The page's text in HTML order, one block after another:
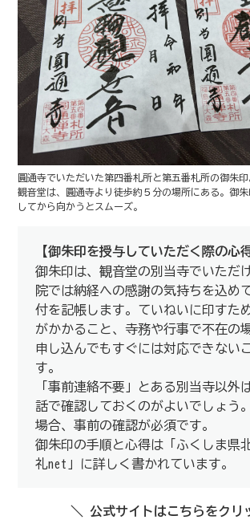
圓通寺でいただいた第四番札所と第五番札所の御朱
観音堂は、圓通寺より徒歩約５分の場所にある。御
してから向かうとスムーズ。
【御朱印を授与していただく際の心得
御朱印は、観音堂の別当寺でいただ
院では納経への感謝の気持ちを込め
付を記帳します。ていねいに印すた
がかかること、寺務や行事で不在の
申し込んでもすぐには対応できない
す。
「事前連絡不要」とある別当寺以外
話で確認しておくのがよいでしょう
場合、事前の確認が必須です。
御朱印の手順と心得は「ふくしま県
礼net」に詳しく書かれています。
＼ 公式サイトはこちらをクリ